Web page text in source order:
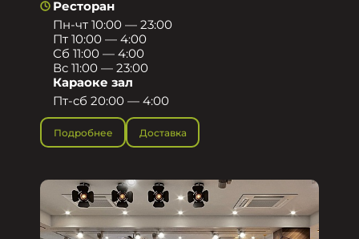
Ресторан
Пн-чт 10:00 — 23:00
Пт 10:00 — 4:00
Сб 11:00 — 4:00
Вс 11:00 — 23:00
Караоке зал
Пт-сб 20:00 — 4:00
Подробнее Доставка